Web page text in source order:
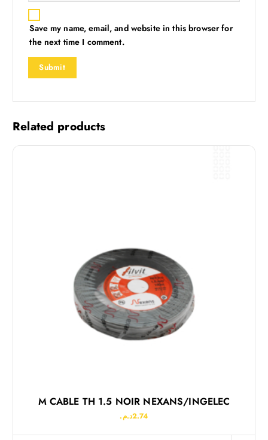
Save my name, email, and website in this browser for
the next time I comment.
Related products
M CABLE TH 1.5 NOIR NEXANS/INGELEC
2.74د.م.